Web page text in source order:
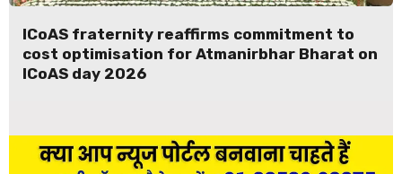
ICoAS fraternity reaffirms commitment to
cost optimisation for Atmanirbhar Bharat on
ICoAS day 2026